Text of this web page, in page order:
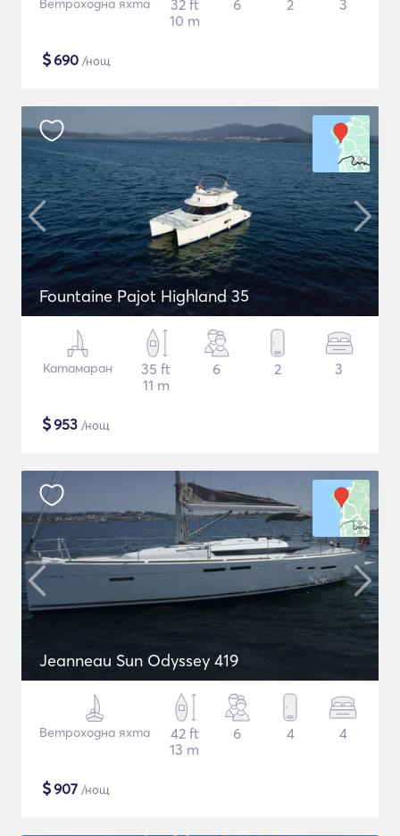
Ветроходна яхта
32 ft
10 m
6 2 3
$690 /нощ
Fountaine Pajot Highland 35
Катамаран
35 ft
11 m
6 2 3
$953 /нощ
Jeanneau Sun Odyssey 419
Ветроходна яхта
42 ft
13 m
6 4 4
$907 /нощ